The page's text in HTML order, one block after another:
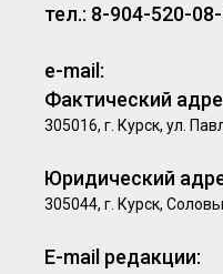
тел.: 8-904-520-
e-mail:
Фактический
305016, г. Курск, ул.
Юридический
305044, г. Курск,
E-mail редакции: